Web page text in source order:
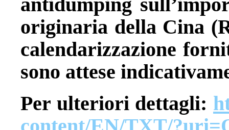
originaria della Cina
calendarizzazione
sono attese
Per ulteriori dettagli: